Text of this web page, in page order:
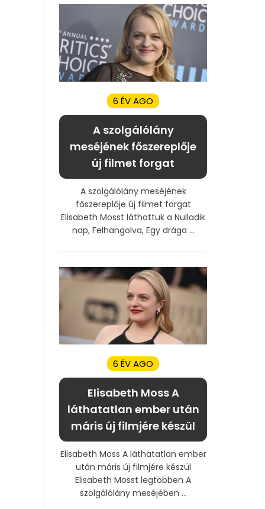
6 ÉV AGO
A szolgálólány
meséjének főszereplője
új filmet forgat
A szolgálólány meséjének
főszereplője új filmet forgat
Elisabeth Mosst láthattuk a Nulladik
nap, Felhangolva, Egy drága ...
6 ÉV AGO
Elisabeth Moss A
láthatatlan ember után
máris új filmjére készül
Elisabeth Moss A láthatatlan ember
után máris új filmjére készül
Elisabeth Mosst legtöbben A
szolgálólány meséjében ...